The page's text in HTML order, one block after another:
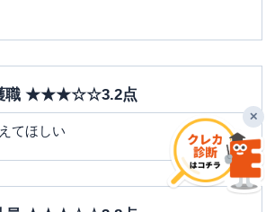
職 ★★★☆☆3.2点
てほしい
✕